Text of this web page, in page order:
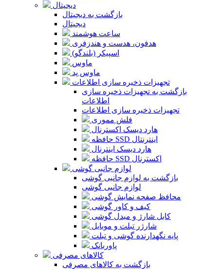
دیجیتال
بازگشت به دیجیتال
دیجیتال
ساعت هوشمند
هدفون، هدست و هندزفری
اسپیکر (بلندگو)
ماوس
ماوس پد
تجهیزات ذخیره سازی اطلاعات
بازگشت به تجهیزات ذخیره سازی
اطلاعات
تجهیزات ذخیره سازی اطلاعات
فلش مموری
هارد دیسک اکسترنال
حافظه SSD اینترنتال
هارد دیسک اینترنال
حافظه SSD اکسترنال
لوازم جانبی گوشی
بازگشت به لوازم جانبی گوشی
لوازم جانبی گوشی
محافظ صفحه نمایش گوشی
کیف و کاور گوشی
کابل شارژ و مبدل گوشی
شارژر تبلت و موبایل
پایه نگهدارنده گوشی و تبلت
پاوربانک
کالاهای مصرفی
بازگشت به کالاهای مصرفی